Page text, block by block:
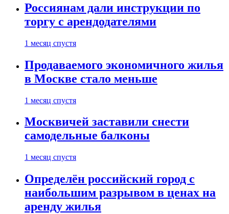
Россиянам дали инструкции по
торгу с арендодателями
1 месяц спустя
Продаваемого экономичного жилья
в Москве стало меньше
1 месяц спустя
Москвичей заставили снести
самодельные балконы
1 месяц спустя
Определён российский город с
наибольшим разрывом в ценах на
аренду жилья